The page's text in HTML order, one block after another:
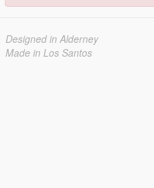
Designed in Alderney
Made in Los Santos